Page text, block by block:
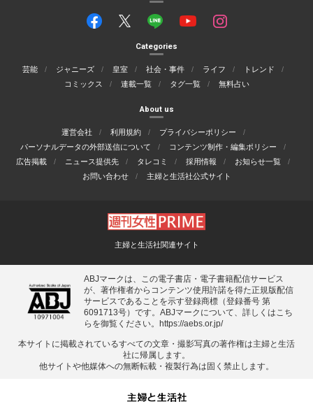
Categories
芸能 ジャニーズ 皇室 社会・事件 ライフ
トレンド
コミックス
連載一覧 タグ一覧 無料占い
About us
運営会社 利用規約
プライバシーポリシー
パーソナルデータの外部送信について
コンテンツ制作・編集ポリシー
広告掲載
ニュース提供先 タレコミ 採用情報
お知らせ一覧
お問い合わせ
主婦と生活社公式サイト
主婦と生活社関連サイト
ABJマークは、この電子書店・電子書籍配信サービス
が、著作権者からコンテンツ使用許諾を得た正規版配信
サービスであることを示す登録商標（登録番号 第
6091713号）です。ABJマークについて、詳しくはこち
らを御覧ください。
https://aebs.or.jp/
本サイトに掲載されているすべての⽂章・撮影写真の著作権は主婦と⽣活
社に帰属します。
他サイトや他媒体への無断転載・複製⾏為は固く禁⽌します。